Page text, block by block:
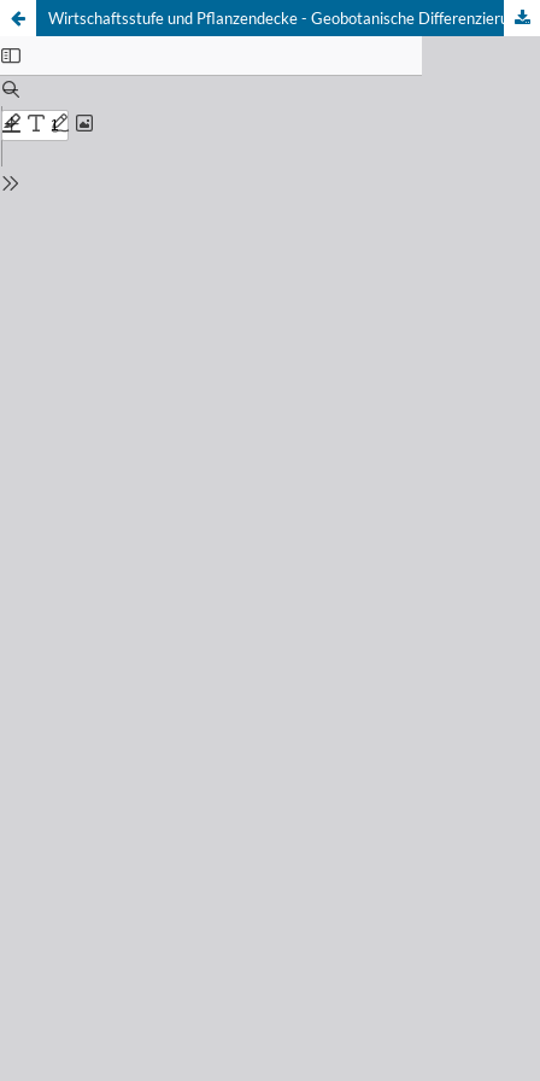
Wirtschaftsstufe und Pflanzendecke - Geobotanische Differenzierung von Landschaften im Mittelmeerraum und in Chile